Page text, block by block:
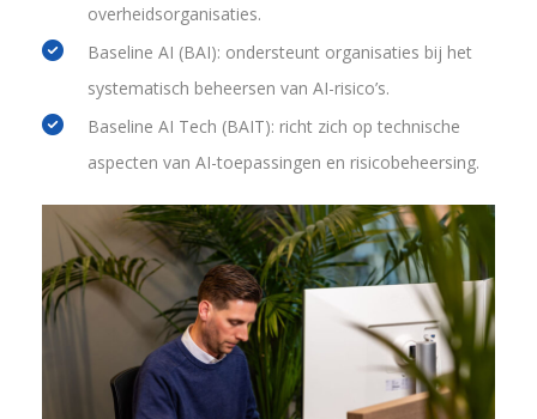
overheidsorganisaties.
Baseline AI (BAI): ondersteunt organisaties bij het
systematisch beheersen van AI-risico’s.
Baseline AI Tech (BAIT): richt zich op technische
aspecten van AI-toepassingen en risicobeheersing.